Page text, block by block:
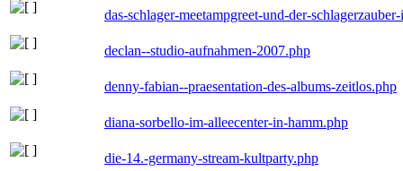
das-schlager-meetampgreet-und-der-
declan--studio-aufnahmen-2007.php
denny-fabian--praesentation-des-albums-zeitlos.php
diana-sorbello-im-alleecenter-in-hamm.php
die-14.-germany-stream-kultparty.php